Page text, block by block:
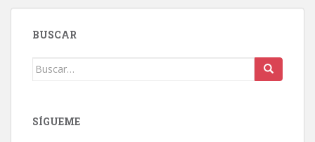
BUSCAR
Buscar:
SÍGUEME